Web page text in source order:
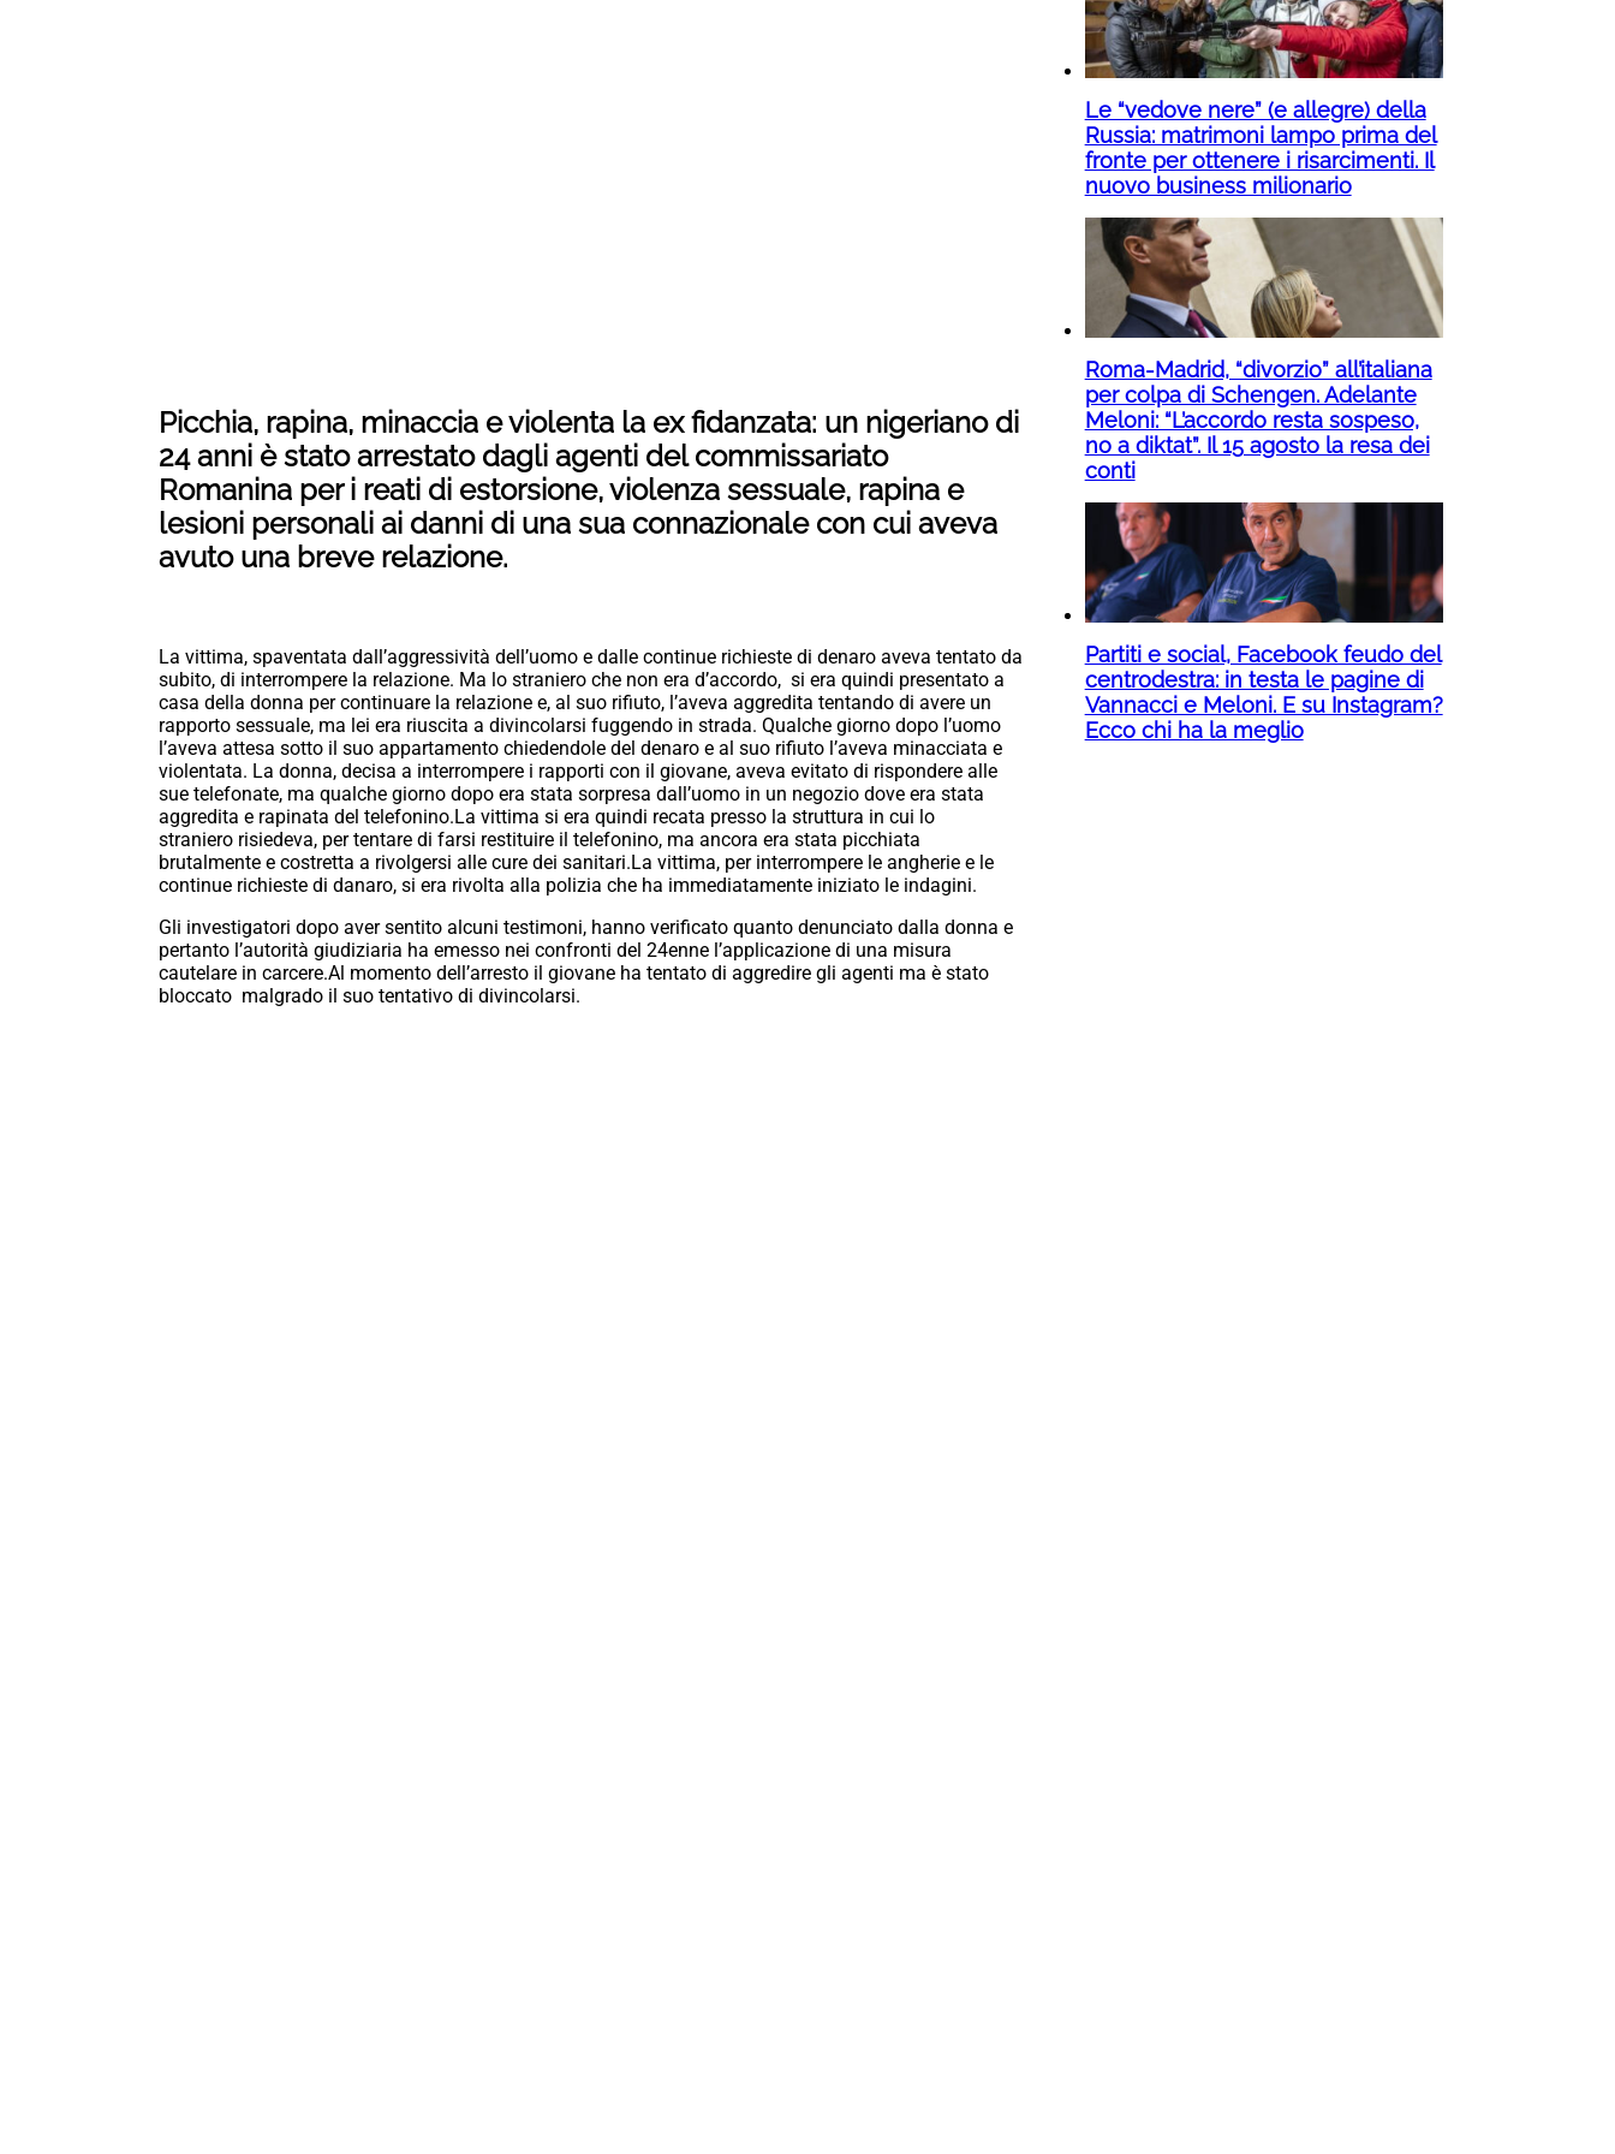
Picchia, rapina, minaccia e violenta la ex fidanzata: un nigeriano di
24 anni è stato arrestato dagli agenti del commissariato
Romanina per i reati di estorsione, violenza sessuale, rapina e
lesioni personali ai danni di una sua connazionale con cui aveva
avuto una breve relazione.
La vittima, spaventata dall’aggressività dell’uomo e dalle continue richieste di denaro aveva tentato da
subito, di interrompere la relazione. Ma lo straniero che non era d’accordo, si era quindi presentato a
casa della donna per continuare la relazione e, al suo rifiuto, l’aveva aggredita tentando di avere un
rapporto sessuale, ma lei era riuscita a divincolarsi fuggendo in strada. Qualche giorno dopo l’uomo
l’aveva attesa sotto il suo appartamento chiedendole del denaro e al suo rifiuto l’aveva minacciata e
violentata. La donna, decisa a interrompere i rapporti con il giovane, aveva evitato di rispondere alle
sue telefonate, ma qualche giorno dopo era stata sorpresa dall’uomo in un negozio dove era stata
aggredita e rapinata del telefonino.La vittima si era quindi recata presso la struttura in cui lo
straniero risiedeva, per tentare di farsi restituire il telefonino, ma ancora era stata picchiata
brutalmente e costretta a rivolgersi alle cure dei sanitari.La vittima, per interrompere le angherie e le
continue richieste di danaro, si era rivolta alla polizia che ha immediatamente iniziato le indagini.
Gli investigatori dopo aver sentito alcuni testimoni, hanno verificato quanto denunciato dalla donna e
pertanto l’autorità giudiziaria ha emesso nei confronti del 24enne l’applicazione di una misura
cautelare in carcere.Al momento dell’arresto il giovane ha tentato di aggredire gli agenti ma è stato
bloccato malgrado il suo tentativo di divincolarsi.
Le “vedove nere” (e allegre) della
Russia: matrimoni lampo prima del
fronte per ottenere i risarcimenti. Il
nuovo business milionario
Roma-Madrid, “divorzio” all’italiana
per colpa di Schengen. Adelante
Meloni: “L’accordo resta sospeso,
no a diktat”. Il 15 agosto la resa dei
conti
Partiti e social, Facebook feudo del
centrodestra: in testa le pagine di
Vannacci e Meloni. E su Instagram?
Ecco chi ha la meglio